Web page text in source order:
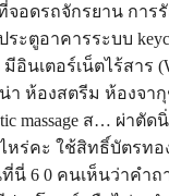
จอดรถจักรยาน การ
ะตูอาคารระบบ
อินเตอร์เน็ตไร้สาร
า ห้องสตรีม ห้องจา
massage ส… ผ่าตั
หร่คะ ใช้สิทธิ์บัตรท
นี่ 6 0 คนเห็นว่าคำ